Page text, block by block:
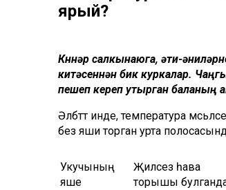
ярый?
Көннәр салкынаюга, әти-
китәсеннән бик куркалар.
пешеп кереп утырган баланың
Әлбәттә инде, температура
без яши торган урта
Укучының
яше
Җилсез һава
торышы